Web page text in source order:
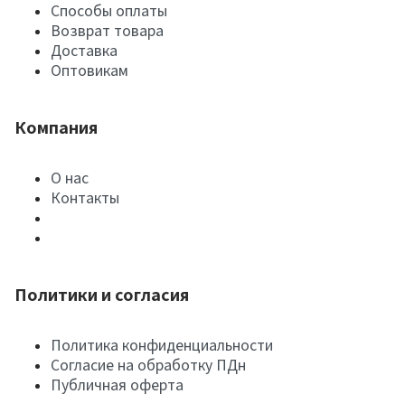
Способы оплаты
Возврат товара
Доставка
Оптовикам
Компания
О нас
Контакты
Политики и согласия
Политика конфиденциальности
Согласие на обработку ПДн
Публичная оферта